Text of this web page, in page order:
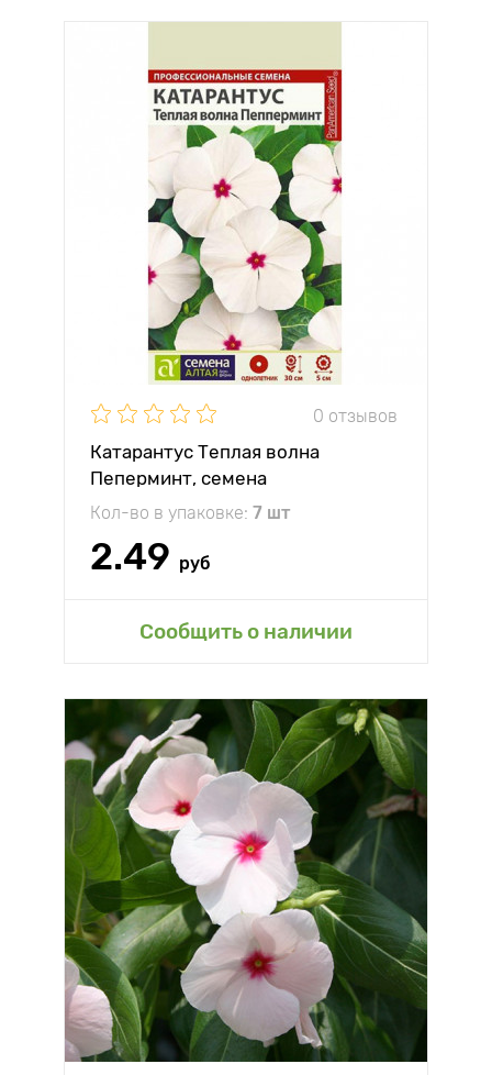
0 отзывов
Катарантус Теплая волна
Пеперминт, семена
Кол-во в упаковке: 7 шт
2.49 руб
Сообщить о наличии